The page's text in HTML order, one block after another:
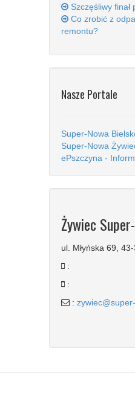
Szczęśliwy
Co zrobić z
remontu?
Nasze Portale
Super-Nowa
Super-Nowa
ePszczyna -
Żywiec
ul. Młyńska 69,
:
:
: